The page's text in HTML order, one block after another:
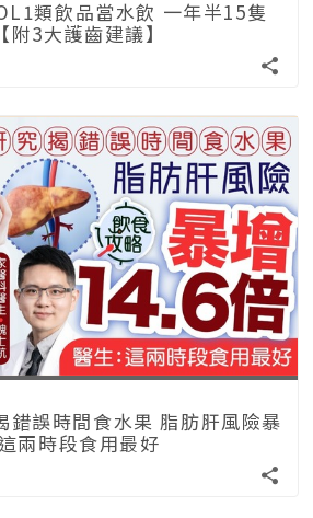
類飲品當水飲 一年半15隻
3大護齒建議】
錯誤時間食水果 脂肪肝風險暴
兩時段食用最好